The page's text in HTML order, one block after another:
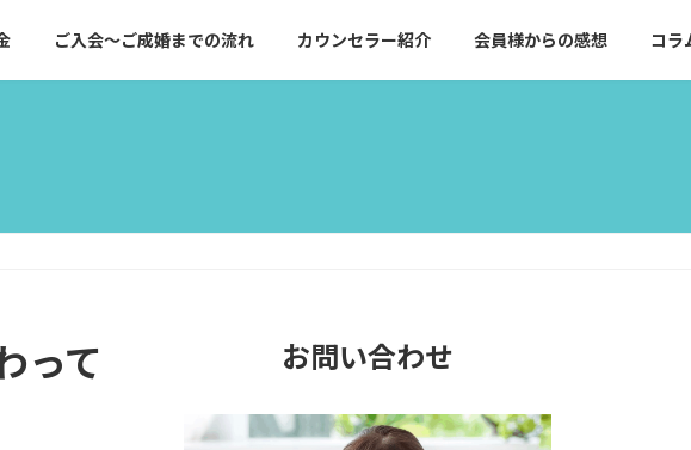
ご入会～ご成婚までの流れ カウンセラー紹介 会員様からの感想 コラ
って
お問い合わせ